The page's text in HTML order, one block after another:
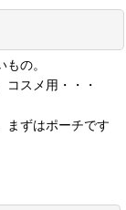
の。
スメ用・・・
まずはポーチです